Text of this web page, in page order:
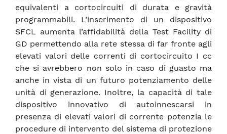
equivalenti a cortocircuiti di durata e gravità
programmabili. L’inserimento di un dispositivo
SFCL aumenta l’affidabilità della Test Facility di
GD permettendo alla rete stessa di far fronte agli
elevati valori delle correnti di cortocircuito I cc
che si avrebbero non solo in caso di guasto ma
anche in vista di un futuro potenziamento delle
unità di generazione. Inoltre, la capacità di tale
dispositivo innovativo di autoinnescarsi in
presenza di elevati valori di corrente potenzia le
procedure di intervento del sistema di protezione